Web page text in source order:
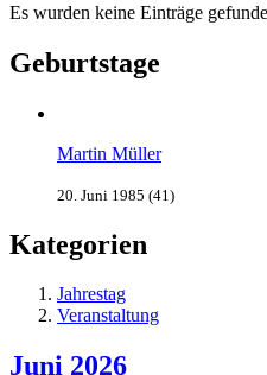
Es wurden keine Einträge
Geburtstage
Martin Müller
20. Juni 1985 (41)
Kategorien
Jahrestag
Veranstaltung
Juni 2026